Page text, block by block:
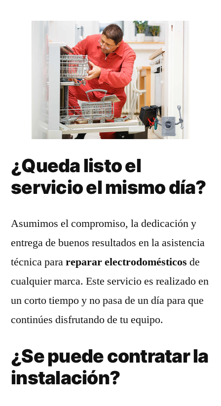
¿Queda listo el
servicio el mismo día?
Asumimos el compromiso, la dedicación y
entrega de buenos resultados en la asistencia
técnica parareparar electrodomésticos de
cualquier marca. Este servicio es realizado en
un corto tiempo y no pasa de un día para que
continúes disfrutando de tu equipo.
¿Se puede contratar la
instalación?